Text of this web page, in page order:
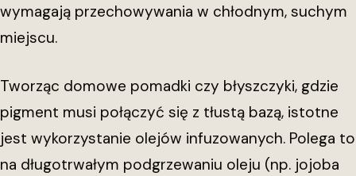
wymagają przechowywania w chłodnym, suchym
miejscu.
Tworząc domowe pomadki czy błyszczyki, gdzie
pigment musi połączyć się z tłustą bazą, istotne
jest wykorzystanie olejów infuzowanych. Polega to
na długotrwałym podgrzewaniu oleju (np. jojoba